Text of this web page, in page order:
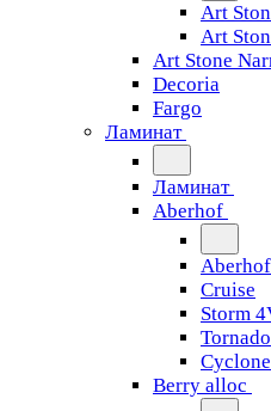
Art
Art
Art Stone
Decoria
Fargo
Ламинат
Ламинат
Aberhof
Aberhof
Cruise
Storm
Tornado
Сyclone
Berry alloc